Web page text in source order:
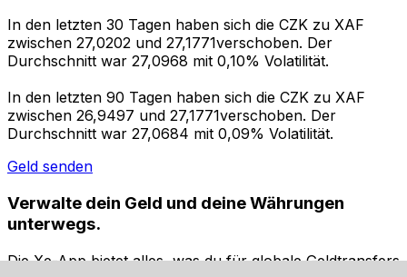
In den letzten 30 Tagen haben sich die CZK zu XAF
zwischen 27,0202 und 27,1771verschoben. Der
Durchschnitt war 27,0968 mit 0,10% Volatilität.
In den letzten 90 Tagen haben sich die CZK zu XAF
zwischen 26,9497 und 27,1771verschoben. Der
Durchschnitt war 27,0684 mit 0,09% Volatilität.
Geld senden
Verwalte dein Geld und deine Währungen
unterwegs.
Die Xe-App bietet alles, was du für globale Geldtransfers